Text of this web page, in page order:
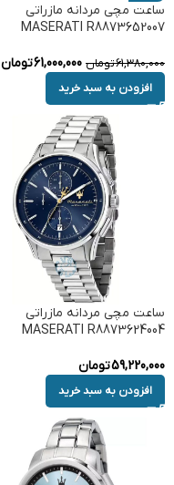
ساعت مچی مردانه مازراتی
MASERATI R8873652007
61,380,000تومان 61,000,000تومان
افزودن به سبد خرید
ساعت مچی مردانه مازراتی
MASERATI R8873624004
59,220,000تومان
افزودن به سبد خرید